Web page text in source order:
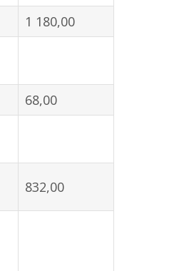
1 180,00
68,00
832,00